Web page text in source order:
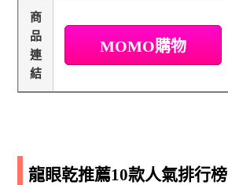
商
品
連
結
MOMO購物
龍眼乾推薦10款人氣排行榜